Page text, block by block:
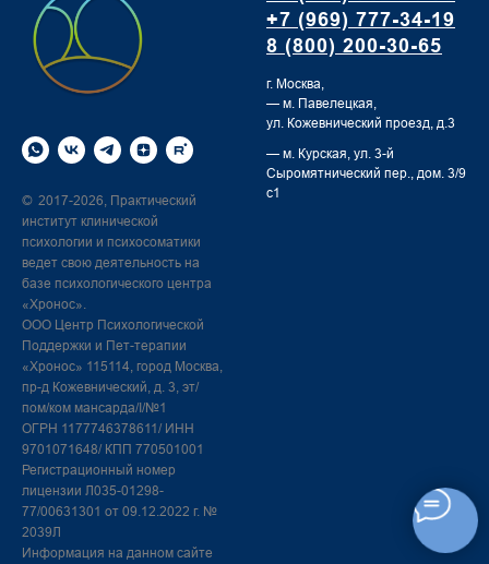
© 2017-2026, Практический
институт клинической
психологии и психосоматики
ведет свою деятельность на
базе психологического центра
«Хронос».
ООО Центр Психологической
Поддержки и Пет-терапии
«Хронос» 115114, город Москва,
пр-д Кожевнический, д. 3, эт/
пом/ком мансарда/I/№1
ОГРН 1177746378611/ ИНН
9701071648/ КПП 770501001
Регистрационный номер
лицензии Л035-01298-
77/00631301 от 09.12.2022 г. №
2039Л
Информация на данном сайте
+7 (969) 777-34-19
8 (800) 200-30-65
г. Москва,
— м. Павелецкая,
ул. Кожевнический проезд, д.3
— м. Курская, ул. 3-й
Сыромятнический пер., дом. 3/9
с1